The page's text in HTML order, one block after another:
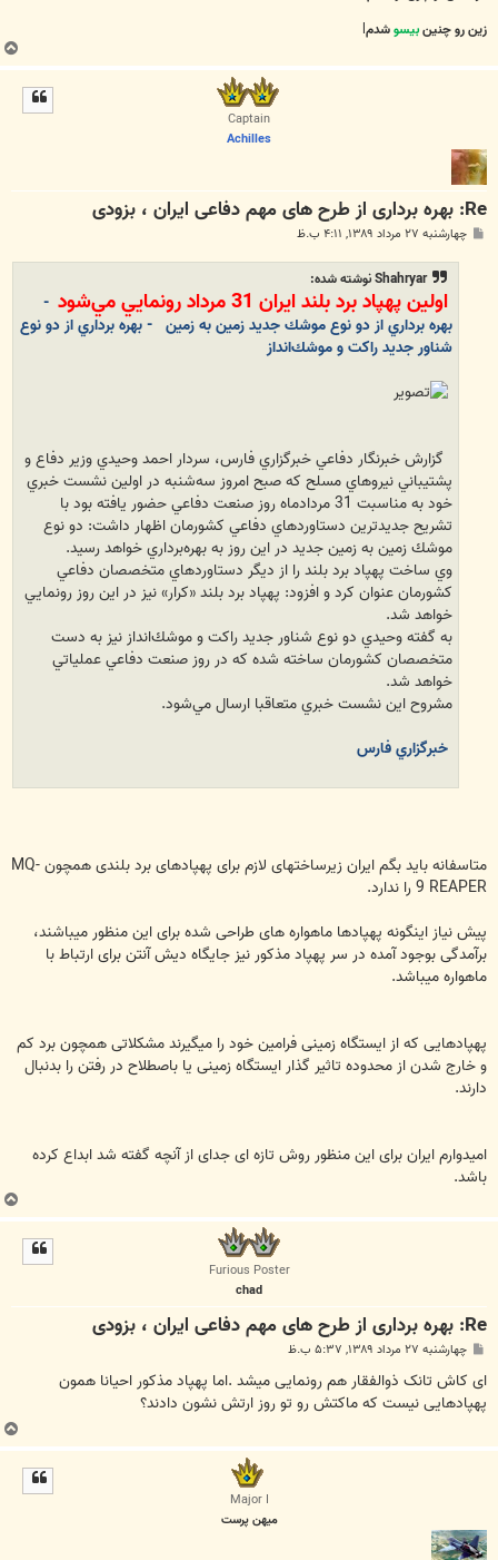
زین رو چنینبیسوشدمl
Captain
Achilles
Re: بهره برداری از طرح های مهم دفاعی ایران ، بزودی
س
چهارشنبه ۲۷ مرداد ۱۳۸۹, ۴:۱۱ ب.ظ
Shahryar نوشته شده:
اولين پهپاد برد بلند ايران 31 مرداد رونمايي مي‌شود
-
بهره برداري از دو نوع موشك جديد زمين به زمين - بهره برداري از دو نوع
شناور جديد راكت و موشك‌انداز
گزارش خبرنگار دفاعي خبرگزاري فارس، سردار احمد وحيدي وزير دفاع و
پشتيباني نيروهاي مسلح كه صبح امروز سه‌شنبه در اولين نشست خبري
خود به مناسبت 31 مردادماه روز صنعت دفاعي حضور يافته بود با
تشريح جديدترين دستاوردهاي دفاعي كشورمان اظهار داشت: دو نوع
موشك زمين به زمين جديد در اين روز به بهره‌برداري خواهد رسيد.
وي ساخت پهپاد برد بلند را از ديگر دستاوردهاي متخصصان دفاعي
كشورمان عنوان كرد و افزود: پهپاد برد بلند «كرار» نيز در اين روز رونمايي
خواهد شد.
به گفته وحيدي دو نوع شناور جديد راكت و موشك‌انداز نيز به دست
متخصصان كشورمان ساخته شده كه در روز صنعت دفاعي عملياتي
خواهد شد.
مشروح اين نشست خبري متعاقبا ارسال مي‌شود.
خبرگزاري فارس
متاسفانه باید بگم ایران زیرساختهای لازم برای پهپادهای برد بلندی همچون MQ-
9 REAPER را ندارد.
پیش نیاز اینگونه پهپادها ماهواره های طراحی شده برای این منظور میباشند،
برآمدگی بوجود آمده در سر پهپاد مذکور نیز جایگاه دیش آنتن برای ارتباط با
ماهواره میباشد.
پهپادهایی که از ایستگاه زمینی فرامین خود را میگیرند مشکلاتی همچون برد کم
و خارج شدن از محدوده تاثیر گذار ایستگاه زمینی یا باصطلاح در رفتن را بدنبال
دارند.
امیدوارم ایران برای این منظور روش تازه ای جدای از آنچه گفته شد ابداع کرده
باشد.
Furious Poster
chad
Re: بهره برداری از طرح های مهم دفاعی ایران ، بزودی
س
ت
چهارشنبه ۲۷ مرداد ۱۳۸۹, ۵:۳۷ ب.ظ
ای کاش تانک ذوالفقار هم رونمایی میشد .اما پهپاد مذکور احیانا همون
پهپادهایی نیست که ماکتش رو تو روز ارتش نشون دادند؟
Major I
میهن پرست